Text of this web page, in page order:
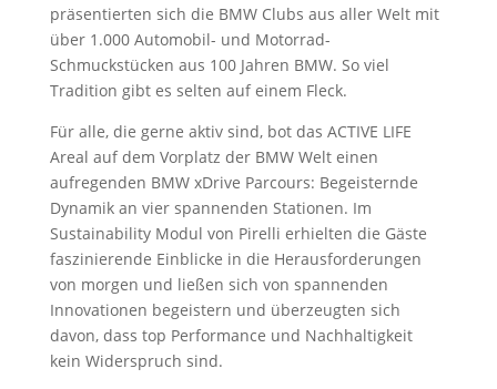
präsentierten sich die BMW Clubs aus aller Welt mit
über 1.000 Automobil- und Motorrad-
Schmuckstücken aus 100 Jahren BMW. So viel
Tradition gibt es selten auf einem Fleck.
Für alle, die gerne aktiv sind, bot das ACTIVE LIFE
Areal auf dem Vorplatz der BMW Welt einen
aufregenden BMW xDrive Parcours: Begeisternde
Dynamik an vier spannenden Stationen. Im
Sustainability Modul von Pirelli erhielten die Gäste
faszinierende Einblicke in die Herausforderungen
von morgen und ließen sich von spannenden
Innovationen begeistern und überzeugten sich
davon, dass top Performance und Nachhaltigkeit
kein Widerspruch sind.